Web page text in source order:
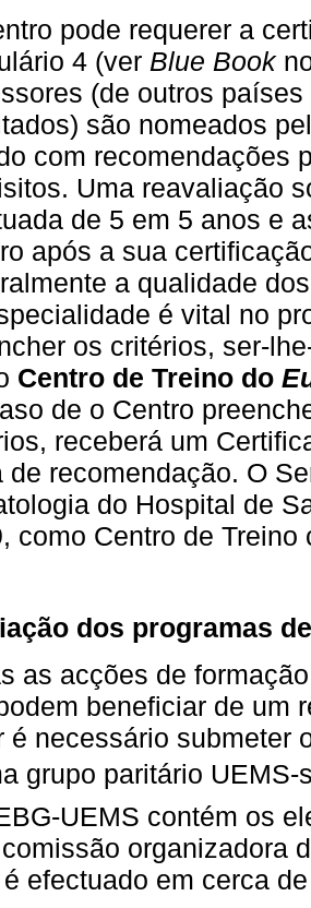
pode requerer a
4 (ver Blue Book
(de outros
são nomeados
com recomendações
Uma reavaliação
de 5 em 5 anos e
após a sua
a qualidade
é vital no
os critérios, ser-
Centro de Treino do
de o Centro
receberá um
de recomendação. O
do Hospital de
como Centro de Treino
dos programas
as acções de
beneficiar de um
é necessário submeter
grupo paritário
UEMS contém os
organizadora
efectuado em cerca